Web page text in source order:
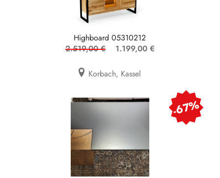
Highboard 05310212
2.519,00 €
1.199,00 €
Korbach, Kassel
-67%